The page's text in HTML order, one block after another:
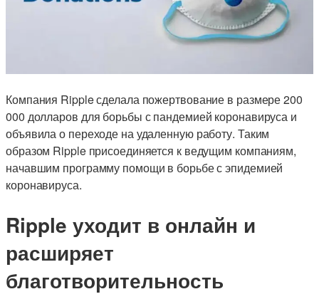
Компания Ripple сделала пожертвование в размере 200
000 долларов для борьбы с пандемией коронавируса и
объявила о переходе на удаленную работу. Таким
образом Ripple присоединяется к ведущим компаниям,
начавшим программу помощи в борьбе с эпидемией
коронавируса.
Ripple уходит в онлайн и
расширяет
благотворительность